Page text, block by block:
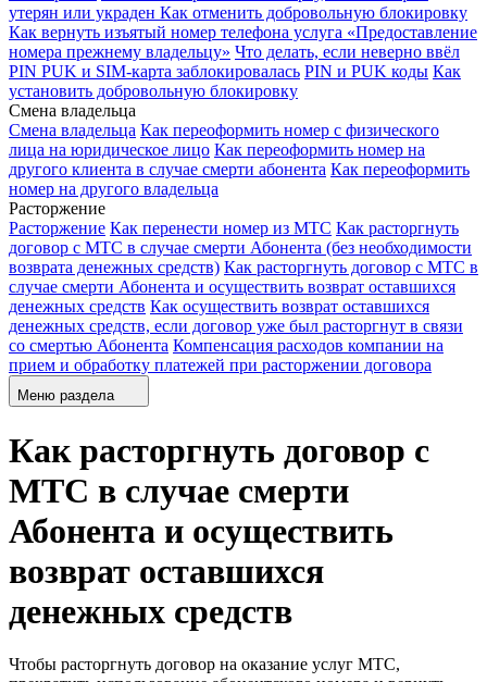
утерян или украден Как отменить добровольную блокировку
Как вернуть изъятый номер телефона услуга «Предоставление
номера прежнему владельцу» Что делать, если неверно ввёл
PIN PUK и SIM-карта заблокировалась PIN и PUK коды Как
установить добровольную блокировку
Смена владельца
Смена владельца Как переоформить номер с физического
лица на юридическое лицо Как переоформить номер на
другого клиента в случае смерти абонента Как переоформить
номер на другого владельца
Расторжение
Расторжение Как перенести номер из МТС Как расторгнуть
договор с МТС в случае смерти Абонента (без необходимости
возврата денежных средств) Как расторгнуть договор с МТС в
случае смерти Абонента и осуществить возврат оставшихся
денежных средств Как осуществить возврат оставшихся
денежных средств, если договор уже был расторгнут в связи
со смертью Абонента Компенсация расходов компании на
прием и обработку платежей при расторжении договора
Меню раздела
Как расторгнуть договор с
МТС в случае смерти
Абонента и осуществить
возврат оставшихся
денежных средств
Чтобы расторгнуть договор на оказание услуг МТС,